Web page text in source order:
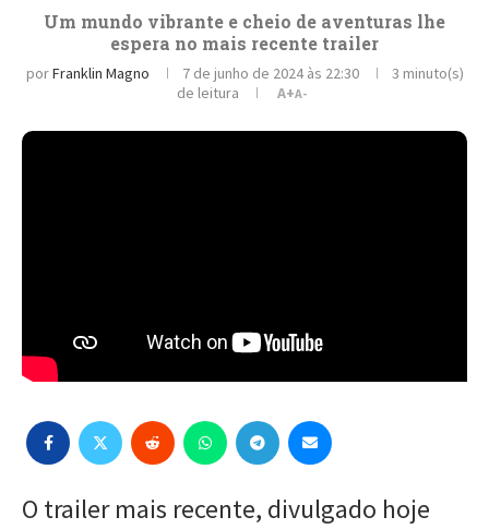
Um mundo vibrante e cheio de aventuras lhe
espera no mais recente trailer
porFranklin Magno 7 de junho de 2024 às 22:30
3 minuto(s)
de leitura
A+A-
O trailer mais recente, divulgado hoje